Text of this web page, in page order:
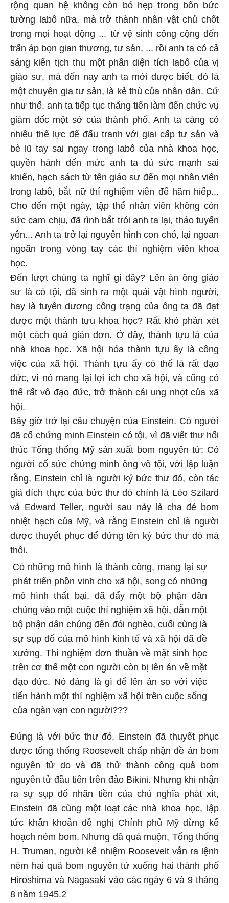
rộng quan hệ không còn bó hẹp trong bốn bức
tường labô nữa, mà trở thành nhân vật chủ chốt
trong mọi hoạt động ... từ vệ sinh công cộng đến
trấn áp bọn gian thương, tư sản, ... rồi anh ta có cả
sáng kiến tịch thu một phần diện tích labô của vị
giáo sư, mà đến nay anh ta mới được biết, đó là
một chuyên gia tư sản, là kẻ thù của nhân dân. Cứ
như thế, anh ta tiếp tục thăng tiến làm đến chức vụ
giám đốc một sở của thành phố. Anh ta càng có
nhiều thế lực để đấu tranh với giai cấp tư sản và
bè lũ tay sai ngay trong labô của nhà khoa học,
quyền hành đến mức anh ta đủ sức mạnh sai
khiến, hạch sách từ tên giáo sư đến mọi nhân viên
trong labô, bắt nữ thí nghiệm viên để hãm hiếp...
Cho đến một ngày, tập thể nhân viên không còn
sức cam chịu, đã rình bắt trói anh ta lại, tháo tuyến
yên... Anh ta trở lại nguyên hình con chó, lại ngoan
ngoãn trong vòng tay các thí nghiệm viên khoa
học.
Đến lượt chúng ta nghĩ gì đây? Lên án ông giáo
sư là có tội, đã sinh ra một quái vật hình người,
hay là tuyên dương công trạng của ông ta đã đạt
được một thành tựu khoa học? Rất khó phán xét
một cách quá giản đơn. Ở đây, thành tựu là của
nhà khoa học. Xã hội hóa thành tựu ấy là công
việc của xã hội. Thành tựu ấy có thể là rất đạo
đức, vì nó mang lại lợi ích cho xã hội, và cũng có
thể rất vô đạo đức, trở thành cái ung nhọt của xã
hội.
Bây giờ trở lại câu chuyện của Einstein. Có người
đã cố chứng minh Einstein có tội, vì đã viết thư hối
thúc Tổng thống Mỹ sản xuất bom nguyên tử; Có
người cố sức chứng minh ông vô tội, với lập luận
rằng, Einstein chỉ là người ký bức thư đó, còn tác
giả đích thực của bức thư đó chính là Léo Szilard
và Edward Teller, người sau này là cha đẻ bom
nhiệt hạch của Mỹ, và rằng Einstein chỉ là người
được thuyết phục để đứng tên ký bức thư đó mà
thôi.
Có những mô hình là thành công, mang lại sự
phát triển phồn vinh cho xã hội, song có những
mô hình thất bại, đã đẩy một bộ phận dân
chúng vào một cuộc thí nghiệm xã hội, dẫn một
bộ phận dân chúng đến đói nghèo, cuối cùng là
sự sụp đổ của mô hình kinh tế và xã hội đã đề
xướng. Thí nghiệm đơn thuần về mặt sinh học
trên cơ thể một con người còn bị lên án về mặt
đạo đức. Nó đáng là gì để lên án so với việc
tiến hành một thí nghiệm xã hội trên cuộc sống
của ngàn vạn con người???
Đúng là với bức thư đó, Einstein đã thuyết phục
được tổng thống Roosevelt chấp nhận đề án bom
nguyên tử do và đã thử thành công quả bom
nguyên tử đầu tiên trên đảo Bikini. Nhưng khi nhận
ra sự sụp đổ nhãn tiền của chủ nghĩa phát xít,
Einstein đã cùng một loạt các nhà khoa học, lập
tức khẩn khoản đề nghị Chính phủ Mỹ dừng kế
hoạch ném bom. Nhưng đã quá muộn, Tổng thống
H. Truman, người kế nhiệm Roosevelt vẫn ra lệnh
ném hai quả bom nguyên tử xuống hai thành phố
Hiroshima và Nagasaki vào các ngày 6 và 9 tháng
8 năm 1945.2